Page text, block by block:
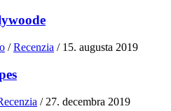
/Recenzia / 15. augusta 2019
/ 27. decembra 2019